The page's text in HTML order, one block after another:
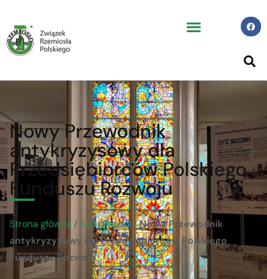
Nowy Przewodnik
antykryzysowy dla
Przedsiębiorców Polskiego
Funduszu Rozwoju
Strona główna /Aktualności /Nowy Przewodnik
antykryzysowy dla Przedsiębiorców Polskiego
Funduszu Rozwoju